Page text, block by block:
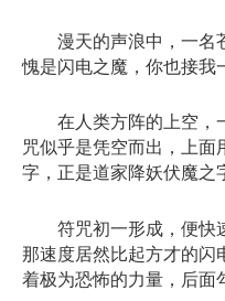
漫天的声浪中，一名苍
愧是闪电之魔，你也接我
在人类方阵的上空，
咒似乎是凭空而出，上面
字，正是道家降妖伏魔之
符咒初一形成，便快速
那速度居然比起方才的闪
着极为恐怖的力量，后面